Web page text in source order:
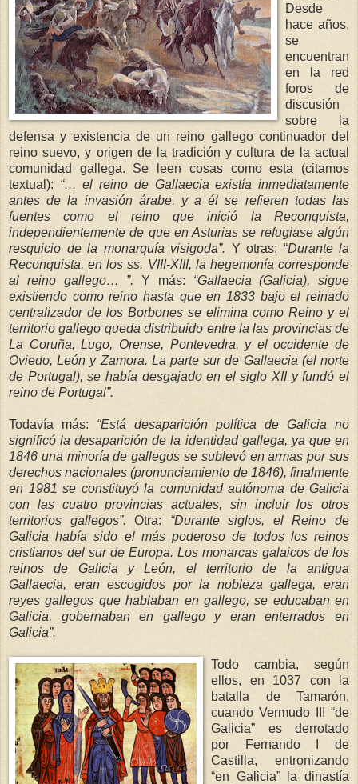
Desde
hace años,
se
encuentran
en la red
foros de
discusión
sobre la
defensa y existencia de un reino gallego continuador del
reino suevo, y origen de la tradición y cultura de la actual
comunidad gallega. Se leen cosas como esta (citamos
textual): “… el reino de Gallaecia existía inmediatamente
antes de la invasión árabe, y a él se refieren todas las
fuentes como el reino que inició la Reconquista,
independientemente de que en Asturias se refugiase algún
resquicio de la monarquía visigoda”. Y otras: “Durante la
Reconquista, en los ss. VIII-XIII, la hegemonía corresponde
al reino gallego… ”. Y más: “Gallaecia (Galicia), sigue
existiendo como reino hasta que en 1833 bajo el reinado
centralizador de los Borbones se elimina como Reino y el
territorio gallego queda distribuido entre la las provincias de
La Coruña, Lugo, Orense, Pontevedra, y el occidente de
Oviedo, León y Zamora. La parte sur de Gallaecia (el norte
de Portugal), se había desgajado en el siglo XII y fundó el
reino de Portugal”.
Todavía más: “Está desaparición política de Galicia no
significó la desaparición de la identidad gallega, ya que en
1846 una minoría de gallegos se sublevó en armas por sus
derechos nacionales (pronunciamiento de 1846), finalmente
en 1981 se constituyó la comunidad autónoma de Galicia
con las cuatro provincias actuales, sin incluir los otros
territorios gallegos”.Otra: “Durante siglos, el Reino de
Galicia había sido el más poderoso de todos los reinos
cristianos del sur de Europa. Los monarcas galaicos de los
reinos de Galicia y León, el territorio de la antigua
Gallaecia, eran escogidos por la nobleza gallega, eran
reyes gallegos que hablaban en gallego, se educaban en
Galicia, gobernaban en gallegoy eran enterrados en
Galicia”.
Todo cambia, según
ellos, en 1037 con la
batalla de Tamarón,
cuando Vermudo III “de
Galicia” es derrotado
por Fernando I de
Castilla, entronizando
“en Galicia” la dinastía